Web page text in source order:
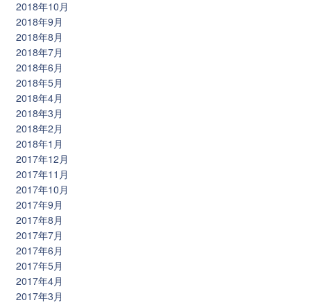
2018年10月
2018年9月
2018年8月
2018年7月
2018年6月
2018年5月
2018年4月
2018年3月
2018年2月
2018年1月
2017年12月
2017年11月
2017年10月
2017年9月
2017年8月
2017年7月
2017年6月
2017年5月
2017年4月
2017年3月